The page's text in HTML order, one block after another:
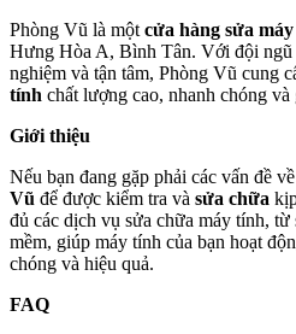
Phòng Vũ là một cửa hàng sửa
Hưng Hòa A, Bình Tân. Với đội ngũ
nghiệm và tận tâm, Phòng Vũ cung
tính chất lượng cao, nhanh chóng và
Giới thiệu
Nếu bạn đang gặp phải các vấn đề
Vũ để được kiểm tra và sửa chữa
đủ các dịch vụ sửa chữa máy tính, từ
mềm, giúp máy tính của bạn hoạt
chóng và hiệu quả.
FAQ